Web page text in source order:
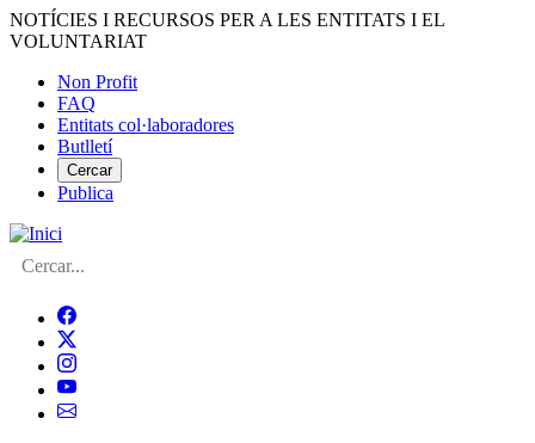
Vés
al
NOTÍCIES I RECURSOS PER A LES ENTITATS I EL
VOLUNTARIAT
Menú
del
compte
d'usuari
Non Profit
FAQ
Entitats col·laboradores
Butlletí
Cercar
Publica
Cerca